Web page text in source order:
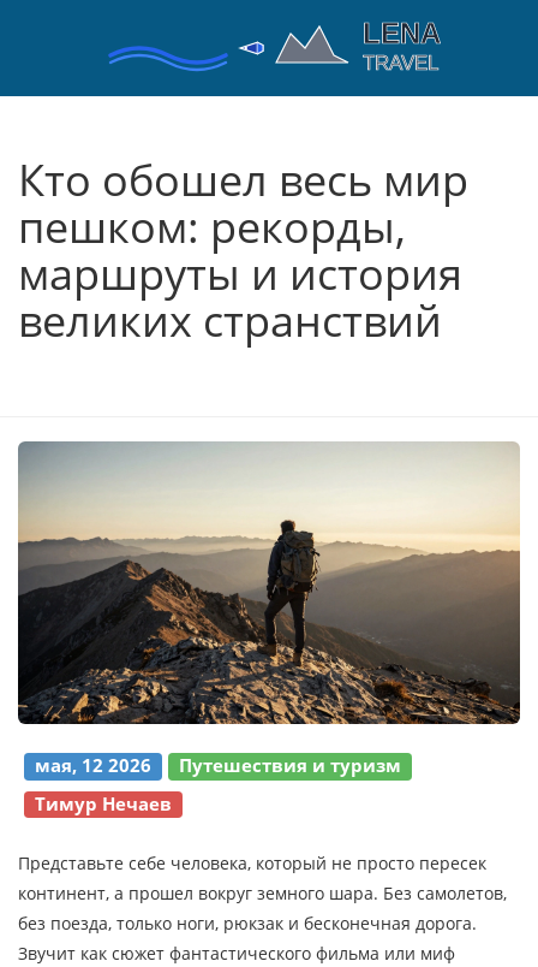
Кто обошел весь мир
пешком: рекорды,
маршруты и история
великих странствий
мая, 12 2026
Путешествия и туризм
Тимур Нечаев
Представьте себе человека, который не просто пересек
континент, а прошел вокруг земного шара. Без самолетов,
без поезда, только ноги, рюкзак и бесконечная дорога.
Звучит как сюжет фантастического фильма или миф